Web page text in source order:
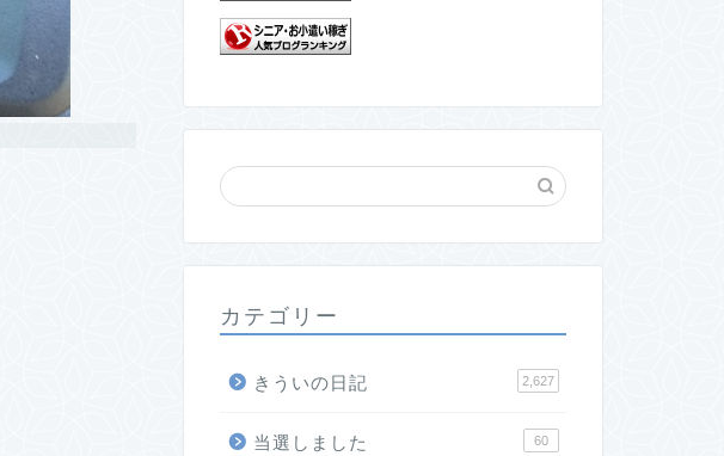
カテゴリー
きういの日記 2,627
当選しました 60